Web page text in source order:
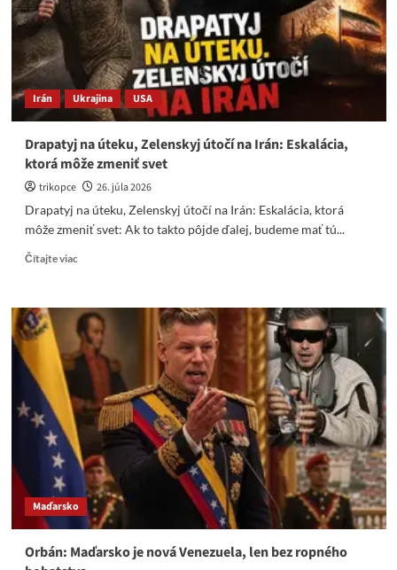
holým
zadkom“
Irán Ukrajina USA
Drapatyj na úteku, Zelenskyj útočí na Irán: Eskalácia,
ktorá môže zmeniť svet
trikopce
26. júla 2026
Drapatyj na úteku, Zelenskyj útočí na Irán: Eskalácia, ktorá
môže zmeniť svet: Ak to takto pôjde ďalej, budeme mať tú...
Čítajte viacRead
Drapatyj
na
úteku,
Zelenskyj
útočí
Irán:
Eskalácia,
ktorá
môže
zmeniť
svet
Maďarsko
Orbán: Maďarsko je nová Venezuela, len bez ropného